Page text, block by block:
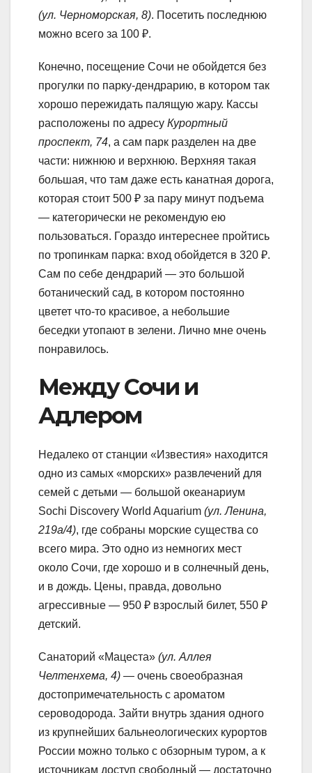
(ул. Черноморская, 8). Посетить последнюю
можно всего за 100 ₽.
Конечно, посещение Сочи не обойдется без
прогулки по парку-дендрарию, в котором так
хорошо пережидать палящую жару. Кассы
расположены по адресу Курортный
проспект, 74, а сам парк разделен на две
части: нижнюю и верхнюю. Верхняя такая
большая, что там даже есть канатная дорога,
которая стоит 500 ₽ за пару минут подъема
— категорически не рекомендую ею
пользоваться. Гораздо интереснее пройтись
по тропинкам парка: вход обойдется в 320 ₽.
Сам по себе дендрарий — это большой
ботанический сад, в котором постоянно
цветет что-то красивое, а небольшие
беседки утопают в зелени. Лично мне очень
понравилось.
Между Сочи и
Адлером
Недалеко от станции «Известия» находится
одно из самых «морских» развлечений для
семей с детьми — большой океанариум
Sochi Discovery World Aquarium (ул. Ленина,
219а/4), где собраны морские существа со
всего мира. Это одно из немногих мест
около Сочи, где хорошо и в солнечный день,
и в дождь. Цены, правда, довольно
агрессивные — 950 ₽ взрослый билет, 550 ₽
детский.
Санаторий «Мацеста» (ул. Аллея
Челтенхема, 4) — очень своеобразная
достопримечательность с ароматом
сероводорода. Зайти внутрь здания одного
из крупнейших бальнеологических курортов
России можно только с обзорным туром, а к
источникам доступ свободный — достаточно